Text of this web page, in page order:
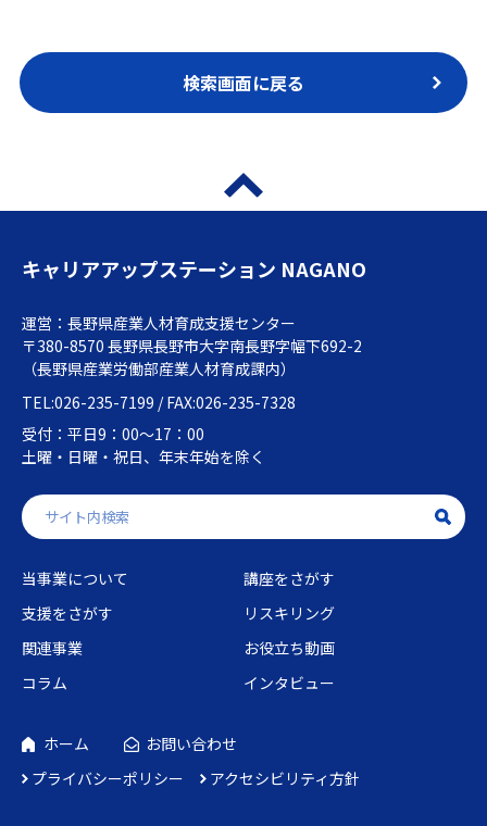
検索画面に戻る
キャリアアップステーション NAGANO
運営：長野県産業人材育成支援センター
〒380-8570 長野県長野市大字南長野字幅下692-2
（長野県産業労働部産業人材育成課内）
TEL:026-235-7199 / FAX:026-235-7328
受付：平日9：00～17：00
土曜・日曜・祝日、年末年始を除く
当事業について
講座をさがす
支援をさがす
リスキリング
関連事業
お役立ち動画
コラム
インタビュー
ホーム
お問い合わせ
プライバシーポリシー
アクセシビリティ方針